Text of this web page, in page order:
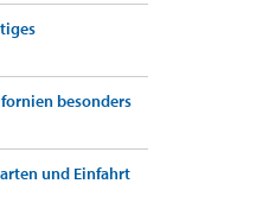
besonders
und Einfahrt